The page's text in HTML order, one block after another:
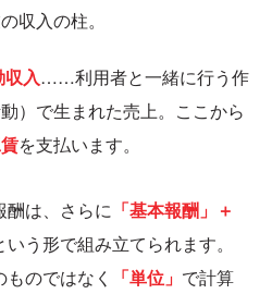
収入の柱。
入……利用者と一緒に行う作
）で生まれた売上。ここから
を支払います。
は、さらに 「基本報酬」＋
いう形で組み立てられます。
のではなく
「単位」 で計算